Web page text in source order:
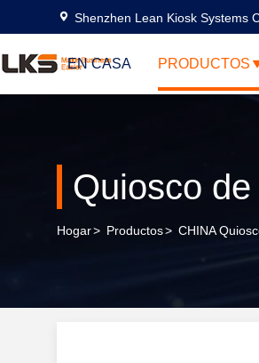
Shenzhen Lean Kiosk Systems
EN CASA PRODUCTOS
Quiosco
Hogar> Productos> CHINA